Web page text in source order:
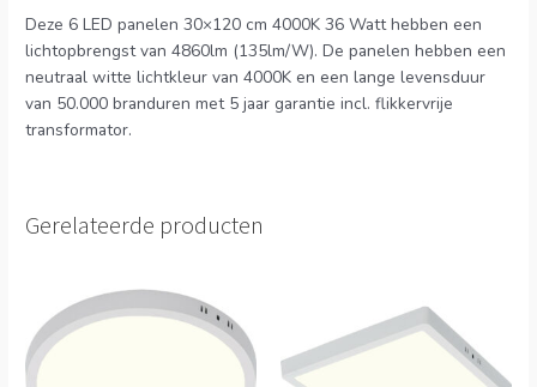
Deze 6 LED panelen 30×120 cm 4000K 36 Watt hebben een
lichtopbrengst van 4860lm (135lm/W). De panelen hebben een
neutraal witte lichtkleur van 4000K en een lange levensduur
van 50.000 branduren met 5 jaar garantie incl. flikkervrije
transformator.
Gerelateerde producten